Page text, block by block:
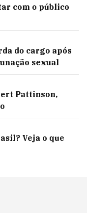
com o público
do cargo após
sexual
Pattinson,
Veja o que